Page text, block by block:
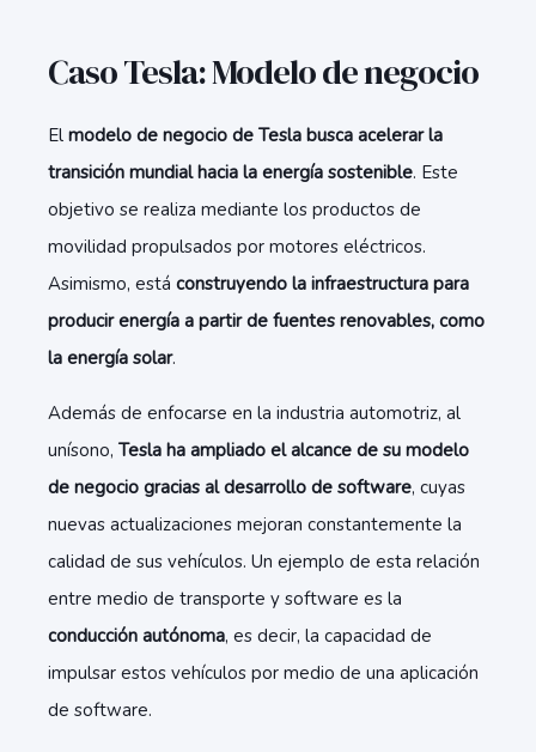
Caso Tesla: Modelo de negocio
El modelo de negocio de Tesla busca acelerar la
transición mundial hacia la energía sostenible. Este
objetivo se realiza mediante los productos de
movilidad propulsados por motores eléctricos.
Asimismo, está construyendo la infraestructura para
producir energía a partir de fuentes renovables, como
la energía solar.
Además de enfocarse en la industria automotriz, al
unísono, Tesla ha ampliado el alcance de su modelo
de negocio gracias al desarrollo de software, cuyas
nuevas actualizaciones mejoran constantemente la
calidad de sus vehículos. Un ejemplo de esta relación
entre medio de transporte y software es la
conducción autónoma, es decir, la capacidad de
impulsar estos vehículos por medio de una aplicación
de software.